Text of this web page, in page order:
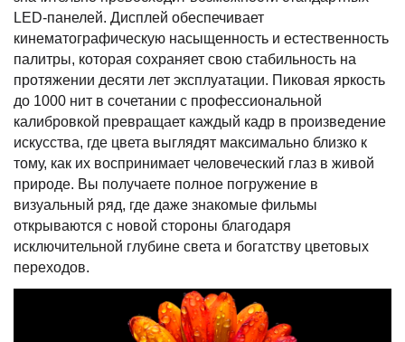
LED-панелей. Дисплей обеспечивает
кинематографическую насыщенность и естественность
палитры, которая сохраняет свою стабильность на
протяжении десяти лет эксплуатации. Пиковая яркость
до 1000 нит в сочетании с профессиональной
калибровкой превращает каждый кадр в произведение
искусства, где цвета выглядят максимально близко к
тому, как их воспринимает человеческий глаз в живой
природе. Вы получаете полное погружение в
визуальный ряд, где даже знакомые фильмы
открываются с новой стороны благодаря
исключительной глубине света и богатству цветовых
переходов.